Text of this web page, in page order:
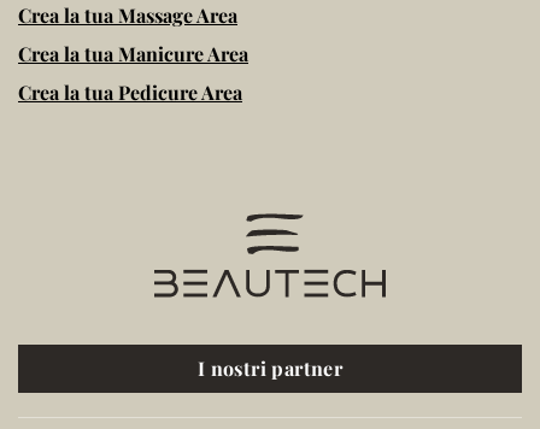
Crea la tua Massage Area
Crea la tua Manicure Area
Crea la tua Pedicure Area
I nostri partner